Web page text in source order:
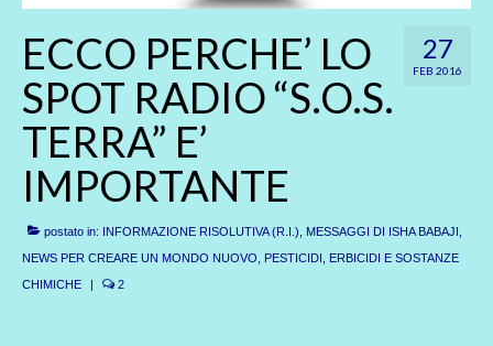
27
FEB 2016
ECCO PERCHE’ LO
SPOT RADIO “S.O.S.
TERRA” E’
IMPORTANTE
postato in: INFORMAZIONE RISOLUTIVA (R.I.) MESSAGGI DI ISHA BABAJI
NEWS PER CREARE UN MONDO NUOVO
PESTICIDI, ERBICIDI E SOSTANZE
CHIMICHE
2